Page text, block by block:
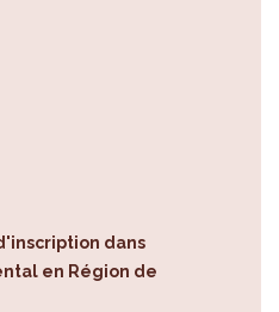
dans
en Région de